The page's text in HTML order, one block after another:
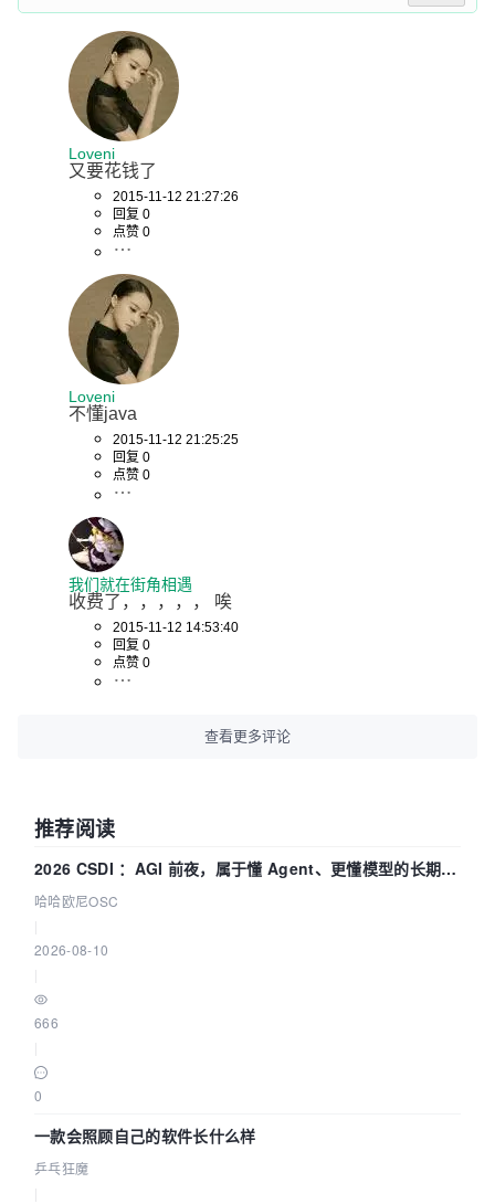
Loveni
又要花钱了
2015-11-12 21:27:26
回复 0
点赞 0
Loveni
不懂java
2015-11-12 21:25:25
回复 0
点赞 0
我们就在街角相遇
收费了，，，，， 唉
2015-11-12 14:53:40
回复 0
点赞 0
查看更多评论
推荐阅读
2026 CSDI ：AGI 前夜，属于懂 Agent、更懂模型的长期深
耕企业
哈哈欧尼OSC
2026-08-10
666
0
一款会照顾自己的软件长什么样
乒乓狂魔